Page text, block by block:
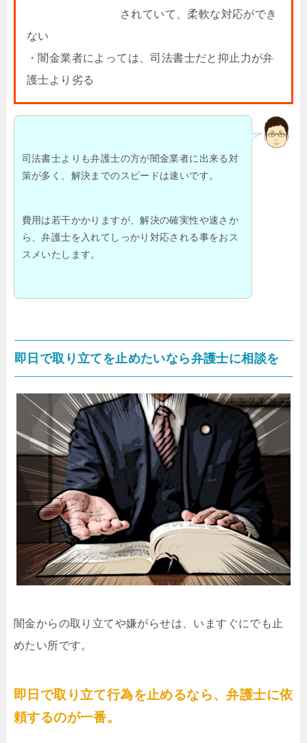
されていて、柔軟な対応ができ
ない
・闇金業者によっては、司法書士だと抑止力が弁
護士より劣る
司法書士よりも弁護士の方が闇金業者に出来る対
策が多く、解決までのスピードは速いです。
費用は若干かかりますが、解決の確実性や速さか
ら、弁護士を入れてしっかり対応される事をおス
スメいたします。
即日で取り立てを止めたいなら弁護士に相談を
闇金からの取り立てや嫌がらせは、いますぐにでも止
めたい所です。
即日で取り立て行為を止めるなら、弁護士に依
頼するのが一番。